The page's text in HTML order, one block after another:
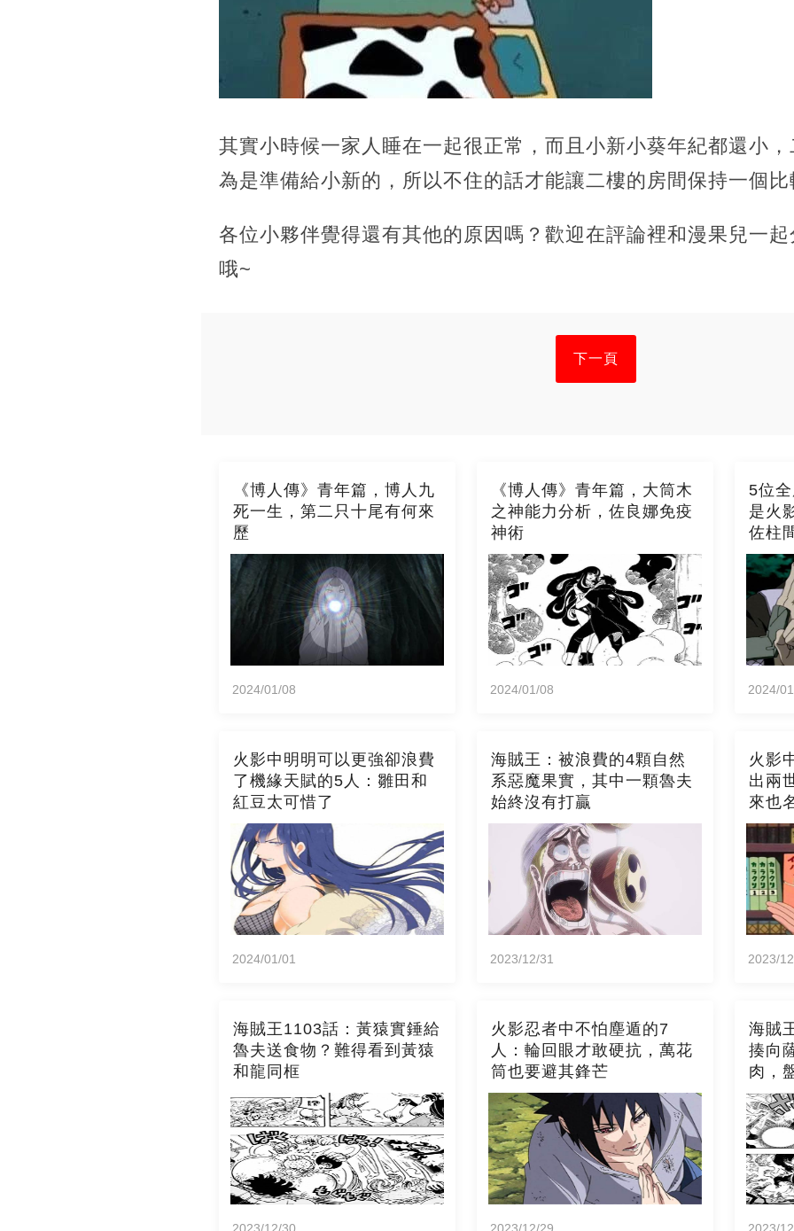
其實小時候一家人睡在一起很正常，而且小新小葵年紀都還小，
為是準備給小新的，所以不住的話才能讓二樓的房間保持一個比
各位小夥伴覺得還有其他的原因嗎？歡迎在評論裡和漫果兒一
哦~
下一頁
《博人傳》青年篇，博人九
死一生，第二只十尾有何來
歷
2024/01/08
《博人傳》青年篇，大筒木
之神能力分析，佐良娜免疫
神術
2024/01/08
5位
是火
佐柱
2024/
火影中明明可以更強卻浪費
了機緣天賦的5人：雛田和
紅豆太可惜了
2024/01/01
海賊王：被浪費的4顆自然
系惡魔果實，其中一顆魯夫
始終沒有打贏
2023/12/31
火影
出兩
來也
2023/
海賊王1103話：黃猿實錘給
魯夫送食物？難得看到黃猿
和龍同框
火影忍者中不怕塵遁的7
人：輪回眼才敢硬抗，萬花
筒也要避其鋒芒
海賊
揍向
肉，